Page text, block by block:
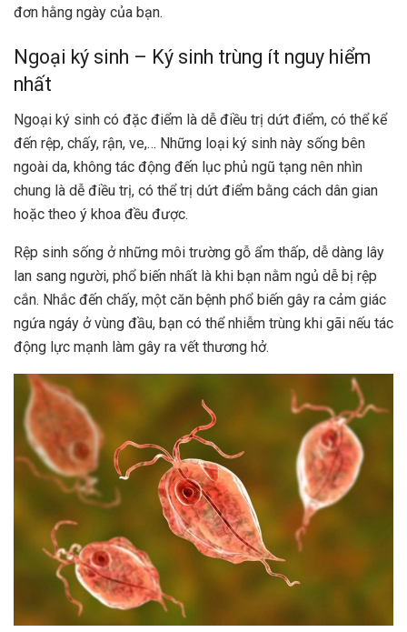
đơn hằng ngày của bạn.
Ngoại ký sinh – Ký sinh trùng ít nguy hiểm
nhất
Ngoại ký sinh có đặc điểm là dễ điều trị dứt điểm, có thể kể
đến rệp, chấy, rận, ve,… Những loại ký sinh này sống bên
ngoài da, không tác động đến lục phủ ngũ tạng nên nhìn
chung là dễ điều trị, có thể trị dứt điểm bằng cách dân gian
hoặc theo ý khoa đều được.
Rệp sinh sống ở những môi trường gỗ ẩm thấp, dễ dàng lây
lan sang người, phổ biến nhất là khi bạn nằm ngủ dễ bị rệp
cắn. Nhắc đến chấy, một căn bệnh phổ biến gây ra cảm giác
ngứa ngáy ở vùng đầu, bạn có thể nhiễm trùng khi gãi nếu tác
động lực mạnh làm gây ra vết thương hở.